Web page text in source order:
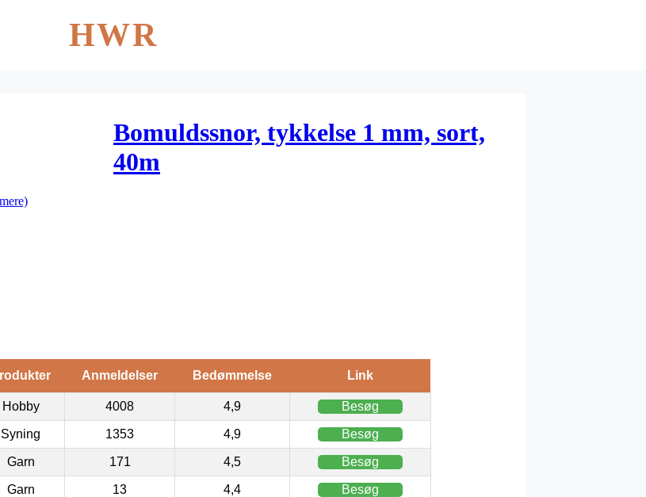
HWR
Bomuldssnor, tykkelse 1 mm, sort,
40m
Anmeldelser Bedømmelse Link
Hobby 4008 4,9 Besøg
Syning 1353 4,9 Besøg
Garn 171 4,5 Besøg
Garn 13 4,4 Besøg